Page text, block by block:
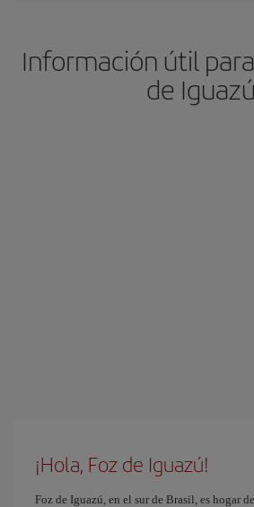
Información útil
de Iguazú
¡Hola, Foz de Iguazú!
Foz de Iguazú, en el sur de Brasil, es hogar